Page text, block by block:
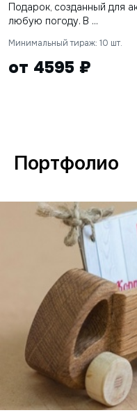
Подарок, созданный для
любую погоду. В ...
Минимальный тираж: 10 шт.
от 4595 ₽
Портфолио